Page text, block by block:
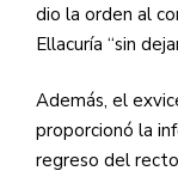
dio la orden al
Ellacuría “sin
Además, el
proporcionó la
regreso del